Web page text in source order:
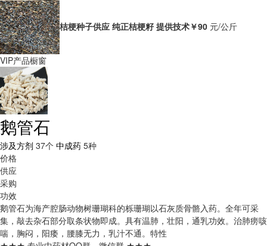
桔梗种子供应 纯正桔梗籽 提供技术￥90 元/公斤
VIP产品橱窗
鹅管石
涉及方剂 37个 中成药 5种
价格
供应
采购
功效
鹅管石为海产腔肠动物树珊瑚科的栎珊瑚以石灰质骨骼入药。全年可采
集，敲去杂石部分取条状物即成。具有温肺，壮阳，通乳功效。治肺痨咳
喘，胸闷，阳痿，腰膝无力，乳汁不通。 特性